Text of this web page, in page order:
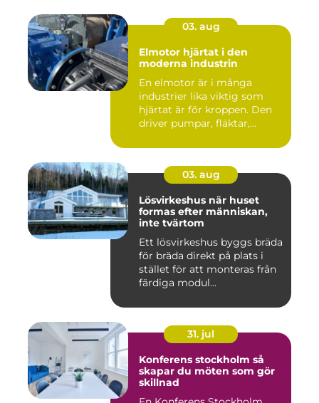
03. aug
Elmotor hjärtat i den
moderna industrin
En elmotor är i många
industrier lika viktig som
hjärtat är för kroppen. Den
driver pumpar, fläktar,...
03. aug
Lösvirkeshus när huset
formas efter människan,
inte tvärtom
Ett lösvirkeshus byggs bräda
för bräda direkt på plats i
stället för att monteras från
färdiga modul...
31. jul
Konferens stockholm så
skapar du möten som gör
skillnad